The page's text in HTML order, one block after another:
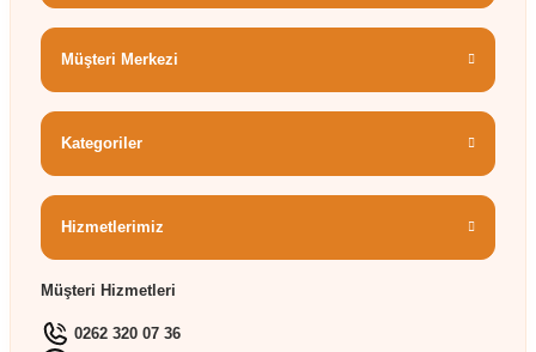
Müşteri Merkezi
Kategoriler
Hizmetlerimiz
Müşteri Hizmetleri
0262 320 07 36